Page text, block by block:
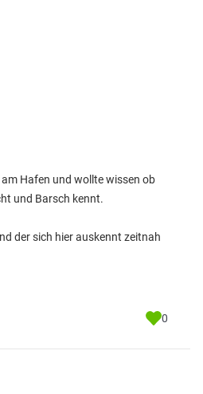
Hafen und wollte wissen ob
und Barsch kennt.
der sich hier auskennt zeitnah
0